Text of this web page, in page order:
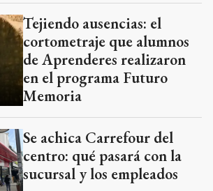
Tejiendo ausencias: el
cortometraje que alumnos
de Aprenderes realizaron
en el programa Futuro
Memoria
Se achica Carrefour del
centro: qué pasará con la
sucursal y los empleados